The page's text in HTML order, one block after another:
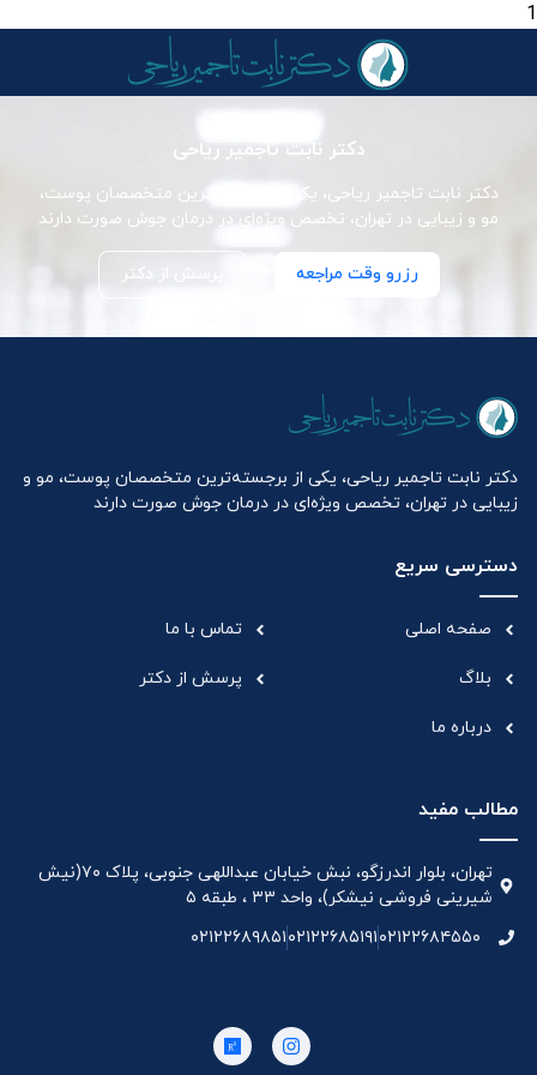
1
دکتر نابت تاجمیر ریاحی
دکتر نابت تاجمیر ریاحی، یکی از برجسته‌ترین متخصصان پوست،
مو و زیبایی در تهران، تخصص ویژه‌ای در درمان جوش صورت دارند
رزرو وقت مراجعه پرسش از دکتر
دکتر نابت تاجمیر ریاحی، یکی از برجسته‌ترین متخصصان پوست، مو و
زیبایی در تهران، تخصص ویژه‌ای در درمان جوش صورت دارند
دسترسی سریع
صفحه اصلی
بلاگ
درباره ما
تماس با ما
پرسش از دکتر
مطالب مفید
تهران، بلوار اندرزگو، نبش خیابان عبداللهی جنوبی، پلاک ۷۰(نیش
شیرینی فروشی نیشکر)، واحد ۳۳ ، طبقه ۵
۰۲۱۲۲۶۸۴۵۵۰۰۲۱۲۲۶۸۵۱۹۱۰۲۱۲۲۶۸۹۸۵۱